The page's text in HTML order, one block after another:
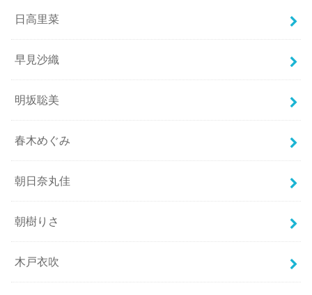
日高里菜
早見沙織
明坂聡美
春木めぐみ
朝日奈丸佳
朝樹りさ
木戸衣吹